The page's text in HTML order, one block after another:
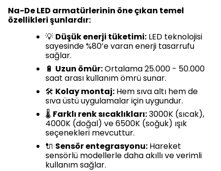
Na-De LED armatürlerinin öne çıkan temel
özellikleri şunlardır:
💡 Düşük enerji tüketimi: LED teknolojisi
sayesinde %80’e varan enerji tasarrufu
sağlar.
🔋 Uzun ömür:Ortalama 25.000 - 50.000
saat arası kullanım ömrü sunar.
🛠️ Kolay montaj: Hem sıva altı hem de
sıva üstü uygulamalar için uygundur.
🌡️ Farklı renk sıcaklıkları:3000K (sıcak),
4000K (doğal) ve 6500K (soğuk) ışık
seçenekleri mevcuttur.
🔌 Sensör entegrasyonu: Hareket
sensörlü modellerle daha akıllı ve verimli
kullanım sağlar.